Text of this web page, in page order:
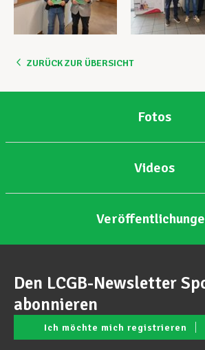
ZURÜCK ZUR ÜBERSICHT
Fotos
Videos
Den LCGB-Newsletter
abonnieren
Ich möchte mich registrieren